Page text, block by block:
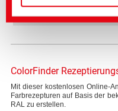
BEZAPRINT Sortiment
ColorFinder
Mit dieser kostenlosen Online-
Farbrezepturen auf Basis der
RAL zu erstellen.